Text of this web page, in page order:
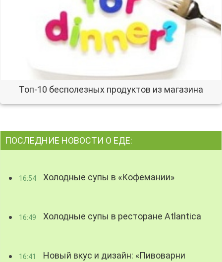
Топ-10 бесполезных продуктов из магазина
ПОСЛЕДНИЕ НОВОСТИ О ЕДЕ:
16:54 Холодные супы в «Кофемании»
16:49 Холодные супы в ресторане Atlantica
16:41
Новый вкус и дизайн: «Пивоварни